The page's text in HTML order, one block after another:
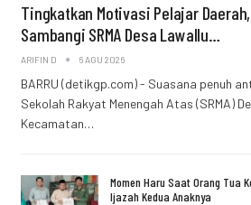
Tingkatkan Motivasi Pelajar
Sambangi SRMA Desa Lawallu…
ARIFIN D 6 AGU 2026
BARRU (detikgp.com) - Suasana penuh
Sekolah Rakyat Menengah Atas (SRMA)
Kecamatan…
Momen Haru Saat Orang Tua
Ijazah Kedua Anaknya